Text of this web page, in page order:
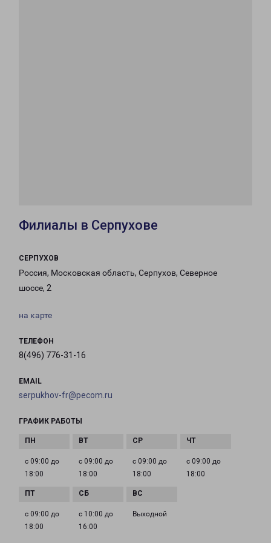
Филиалы в Серпухове
СЕРПУХОВ
Россия, Московская область, Серпухов, Северное
шоссе, 2
на карте
ТЕЛЕФОН
8(496) 776-31-16
EMAIL
serpukhov-fr@pecom.ru
ГРАФИК РАБОТЫ
с 09:00 до
18:00
с 09:00 до
18:00
с 09:00 до
18:00
с 09:00 до
18:00
с 09:00 до
18:00
с 10:00 до
16:00
Выходной